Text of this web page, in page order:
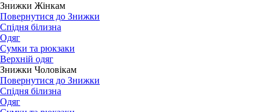
Знижки Жінкам
Повернутися до Знижки
Спідня білизна
Одяг
Сумки та рюкзаки
Верхній одяг
Знижки Чоловікам
Повернутися до Знижки
Спідня білизна
Одяг